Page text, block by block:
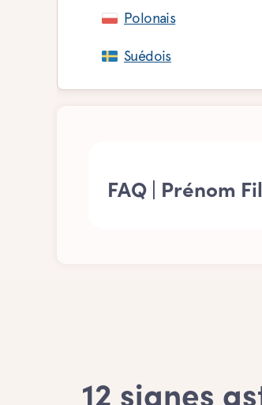
Polonais
Suédois
FAQ | Prénom
12 signes